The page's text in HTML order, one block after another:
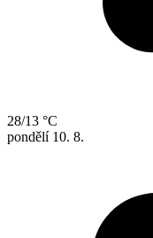
28/13 °C
pondělí 10. 8.